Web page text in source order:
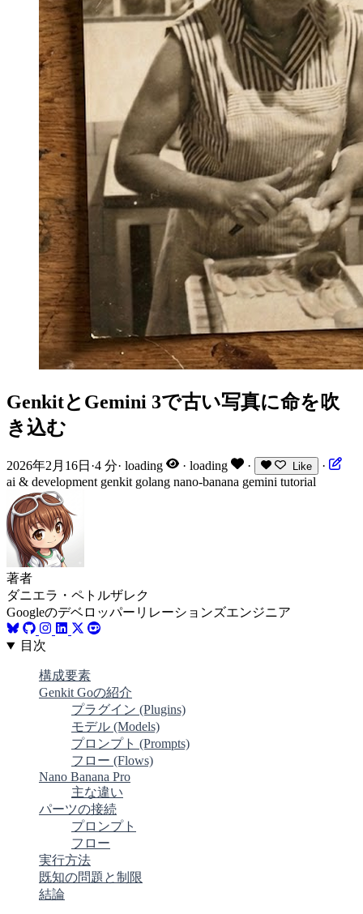
GenkitとGemini 3で古い写真に命を吹
き込む
2026年2月16日 ·4 分· loading · loading · Like
·
ai & development genkit golang nano-banana gemini tutorial
著者
ダニエラ・ペトルザレク
Googleのデベロッパーリレーションズエンジニア
目次
構成要素
Genkit Goの紹介
プラグイン (Plugins)
モデル (Models)
プロンプト (Prompts)
フロー (Flows)
Nano Banana Pro
主な違い
パーツの接続
プロンプト
フロー
実行方法
既知の問題と制限
結論